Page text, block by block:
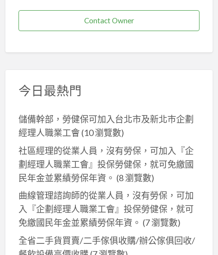
Contact Owner
今日最熱門
儲備幹部，勞健保可加入台北市及新北巿企劃
經理人職業工會 (10 瀏覽數)
社區經理的從業人員，沒有勞保，可加入『企
劃經理人職業工會』投保勞健保，就可免繳國
民年金並累績勞保年資。 (8 瀏覽數)
曲線管理諮詢師的從業人員，沒有勞保，可加
入『企劃經理人職業工會』投保勞健保，就可
免繳國民年金並累績勞保年資。 (7 瀏覽數)
全省二手貨買賣/二手傢俱收購/辦公傢俱回收/